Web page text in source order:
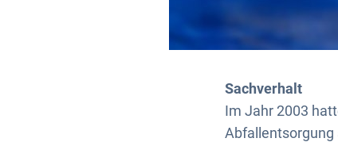
Sachverhalt
Im Jahr 2003
Abfallentsorgung